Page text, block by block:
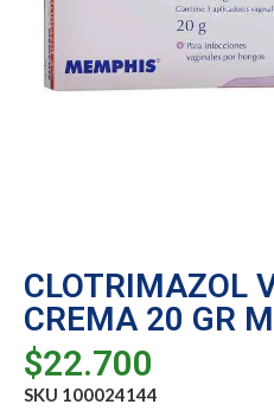
CLOTRIMAZOL
CREMA 20 GR
$22.700
SKU 100024144